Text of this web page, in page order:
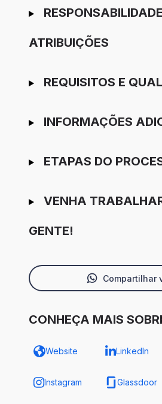
ATRIBUIÇÕES
REQUISITOS E
INFORMAÇÕES
ETAPAS DO
VENHA
GENTE!
Compartilhar
CONHEÇA MAIS
Website LinkedIn
Instagram Glassdoor